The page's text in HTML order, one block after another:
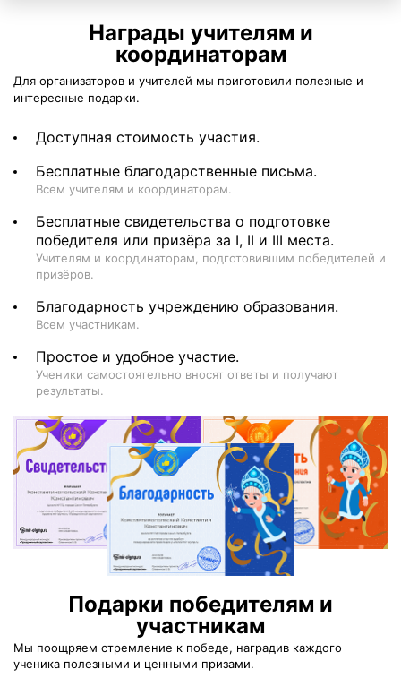
Награды учителям и
координаторам
Для организаторов и учителей мы приготовили полезные и
интересные подарки.
Доступная стоимость участия.
Бесплатные благодарственные письма.
Всем учителям и координаторам.
Бесплатные свидетельства о подготовке
победителя или призёра за I, II и III места.
Учителям и координаторам, подготовившим победителей и
призёров.
Благодарность учреждению образования.
Всем участникам.
Простое и удобное участие.
Ученики самостоятельно вносят ответы и получают
результаты.
Подарки победителям и
участникам
Мы поощряем стремление к победе, наградив каждого
ученика полезными и ценными призами.